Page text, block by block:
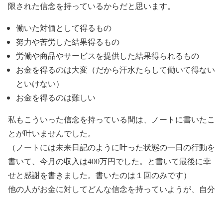
限された信念を持っているからだと思います。
働いた対価として得るもの
努力や苦労した結果得るもの
労働や商品やサービスを提供した結果得られるもの
お金を得るのは大変（だから汗水たらして働いて得ない
といけない）
お金を得るのは難しい
私もこういった信念を持っている間は、ノートに書いたこ
とが叶いませんでした。
（ノートには未来日記のように叶った状態の一日の行動を
書いて、今月の収入は400万円でした。と書いて最後に幸
せと感謝を書きました。書いたのは１回のみです）
他の人がお金に対してどんな信念を持っていようが、自分